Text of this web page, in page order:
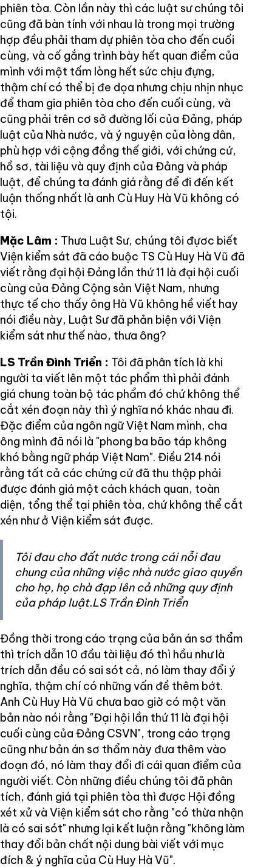
phiên tòa. Còn lần này thì các luật sư chúng tôi
cũng đã bàn tính với nhau là trong mọi trường
hợp đều phải tham dự phiên tòa cho đến cuối
cùng, và cố gắng trình bày hết quan điểm của
mình với một tấm lòng hết sức chịu đựng,
thậm chí có thể bị đe dọa nhưng chịu nhịn nhục
để tham gia phiên tòa cho đến cuối cùng, và
cũng phải trên cơ sở đường lối của Đảng, pháp
luật của Nhà nước, và ý nguyện của lòng dân,
phù hợp với cộng đồng thế giới, với chứng cứ,
hồ sơ, tài liệu và quy định của Đảng và pháp
luật, để chúng ta đánh giá rằng để đi đến kết
luận thống nhất là anh Cù Huy Hà Vũ không có
tội.
Mặc Lâm : Thưa Luật Sư, chúng tôi đựơc biết
Viện kiểm sát đã cáo buộc TS Cù Huy Hà Vũ đã
viết rằng đại hội Đảng lần thứ 11 là đại hội cuối
cùng của Đảng Cộng sản Việt Nam, nhưng
thực tế cho thấy ông Hà Vũ không hề viết hay
nói điều này, Luật Sư đã phản biện với Viện
kiểm sát như thế nào, thưa ông?
LS Trần Đình Triển : Tôi đã phân tích là khi
người ta viết lên một tác phẩm thì phải đánh
giá chung toàn bộ tác phẩm đó chứ không thể
cắt xén đoạn này thì ý nghĩa nó khác nhau đi.
Đặc điểm của ngôn ngữ Việt Nam mình, cha
ông mình đã nói là "phong ba bão táp không
khó bằng ngữ pháp Việt Nam". Điều 214 nói
rằng tất cả các chứng cứ đã thu thập phải
được đánh giá một cách khách quan, toàn
diện, tổng thể tại phiên tòa, chứ không thể cắt
xén như ở Viện kiểm sát được.
Tôi đau cho đất nước trong cái nỗi đau
chung của những việc nhà nước giao quyền
cho họ, họ chà đạp lên cả những quy định
của pháp luật.LS Trần Đình Triển
Đồng thời trong cáo trạng của bản án sơ thẩm
thì trích dẫn 10 đầu tài liệu đó thì hầu như là
trích dẫn đều có sai sót cả, nó làm thay đổi ý
nghĩa, thậm chí có những vấn đề thêm bớt.
Anh Cù Huy Hà Vũ chưa bao giờ có một văn
bản nào nói rằng "Đại hội lần thứ 11 là đại hội
cuối cùng của Đảng CSVN", trong cáo trạng
cũng như bản án sơ thẩm này đưa thêm vào
đoạn đó, nó làm thay đổi đi cái quan điểm của
người viết. Còn những điều chúng tôi đã phân
tích, đánh giá tại phiên tòa thì được Hội đồng
xét xử và Viện kiểm sát cho rằng "có thừa nhận
là có sai sót" nhưng lại kết luận rằng "không làm
thay đổi bản chất nội dung bài viết với mục
đích & ý nghĩa của Cù Huy Hà Vũ".